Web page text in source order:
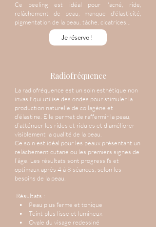
Ce peeling est idéal pour l'acné, ride,
relâchement de peau, manque d'élasticité,
pigmentation de la peau, tâche, cicatrices...
Je réserve !
Radiofréquence
La radiofréquence est un soin esthétique non
invasif qui utilise des ondes pour stimuler la
production naturelle de collagène et
d’élastine. Elle permet de raffermir la peau,
d’atténuer les rides et ridules et d’améliorer
visiblement la qualité de la peau.
Ce soin est idéal pour les peaux présentant un
relâchement cutané ou les premiers signes de
l’âge. Les résultats sont progressifs et
optimaux après 4 à 8 séances, selon les
besoins de la peau.
Résultats :
• Peau plus ferme et tonique
• Teint plus lisse et lumineux
• Ovale du visage redessiné